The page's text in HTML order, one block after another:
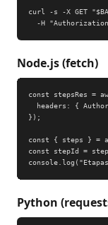
curl -s -X GET
-H
Node.js (fetch)
const stepsRes =
headers: {
});
const { steps } =
const stepId =
Python